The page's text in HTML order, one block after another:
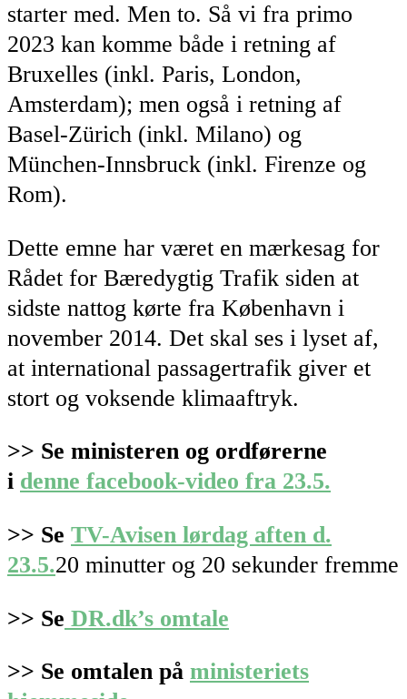
starter med. Men to. Så vi fra primo
2023 kan komme både i retning af
Bruxelles (inkl. Paris, London,
Amsterdam); men også i retning af
Basel-Zürich (inkl. Milano) og
München-Innsbruck (inkl. Firenze og
Rom).
Dette emne har været en mærkesag for
Rådet for Bæredygtig Trafik siden at
sidste nattog kørte fra København i
november 2014. Det skal ses i lyset af,
at international passagertrafik giver et
stort og voksende klimaaftryk.
>> Se ministeren og ordførerne
i denne facebook-video fra 23.5.
>> Se TV-Avisen lørdag aften d.
23.5.20 minutter og 20 sekunder fremme
>> Se DR.dk’s omtale
>> Se omtalen på ministeriets